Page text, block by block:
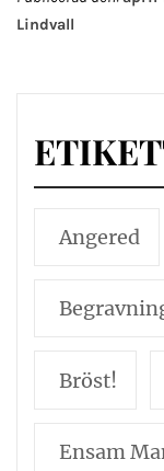
Lindvall
Angered
Bröst!
Ensam